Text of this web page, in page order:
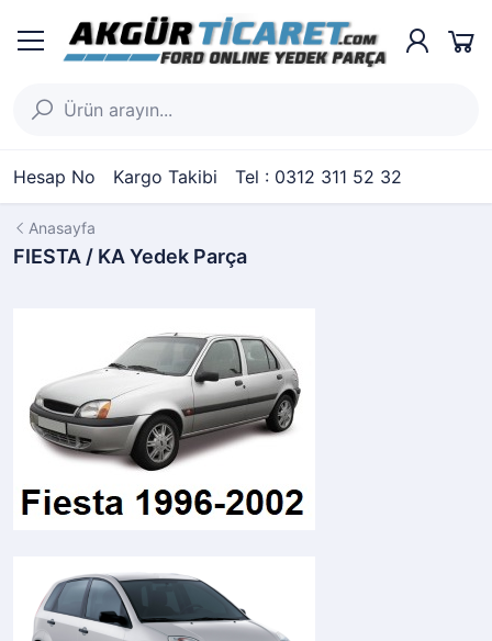
Hesap No Kargo Takibi Tel : 0312 311 52 32
Anasayfa
FIESTA / KA Yedek Parça